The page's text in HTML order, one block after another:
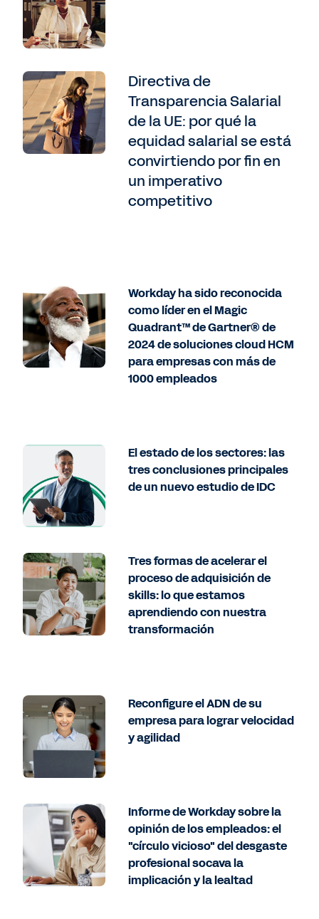
Directiva de
Transparencia Salarial
de la UE: por qué la
equidad salarial se está
convirtiendo por fin en
un imperativo
competitivo
Workday ha sido reconocida
como líder en el Magic
Quadrant™ de Gartner® de
2024 de soluciones cloud HCM
para empresas con más de
1000 empleados
El estado de los sectores: las
tres conclusiones principales
de un nuevo estudio de IDC
Tres formas de acelerar el
proceso de adquisición de
skills: lo que estamos
aprendiendo con nuestra
transformación
Reconfigure el ADN de su
empresa para lograr velocidad
y agilidad
Informe de Workday sobre la
opinión de los empleados: el
"círculo vicioso" del desgaste
profesional socava la
implicación y la lealtad